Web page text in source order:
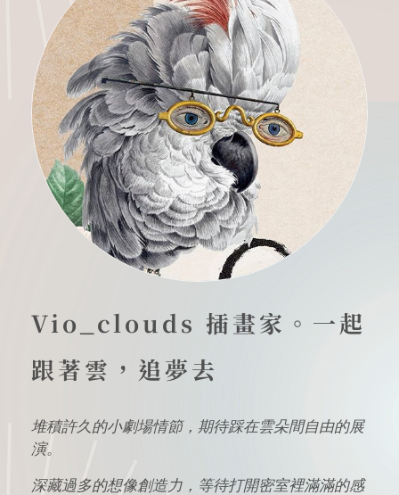
Vio_clouds 插畫家。一起
跟著雲，追夢去
堆積許久的小劇場情節，期待踩在雲朵間自由的展
演。
深藏過多的想像創造力，等待打開密室裡滿滿的感